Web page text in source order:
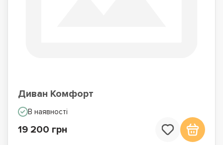
Диван Комфорт
В наявності
19 200 грн